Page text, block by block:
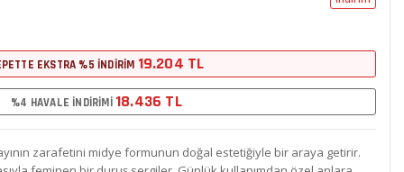
EKSTRA %5 İNDİRİM 19.204 TL
%4 HAVALE İNDİRİMİ 18.436 TL
zarafetini midye formunun doğal estetiğiyle bir araya getirir.